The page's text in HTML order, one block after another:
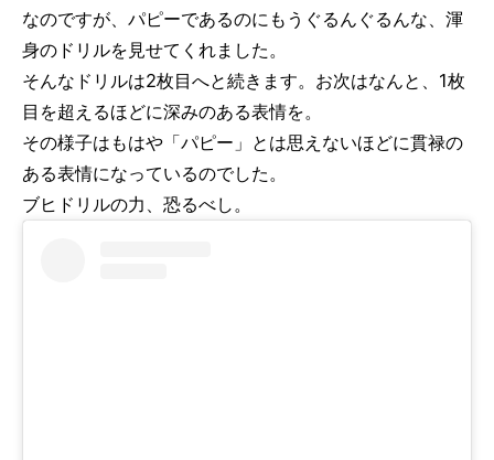
なのですが、パピーであるのにもうぐるんぐるんな、渾
身のドリルを見せてくれました。
そんなドリルは2枚目へと続きます。お次はなんと、1枚
目を超えるほどに深みのある表情を。
その様子はもはや「パピー」とは思えないほどに貫禄の
ある表情になっているのでした。
ブヒドリルの力、恐るべし。